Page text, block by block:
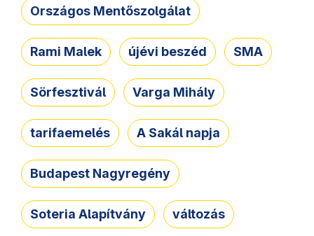
Országos Mentőszolgálat
Rami Malek újévi beszéd SMA
Sörfesztivál Varga Mihály
tarifaemelés A Sakál napja
Budapest Nagyregény
Soteria Alapítvány változás